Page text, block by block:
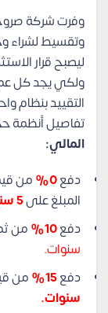
وفرت شركة
وتقسيط لشراء
ليصبح قرار
ولكي يجد كل
التقييد بنظام
تفاصيل أنظمة
المالي:
دفع0%
من
المبلغ على5 سنوات.
دفع
من
سنوات.
دفع15% من
سنوات.